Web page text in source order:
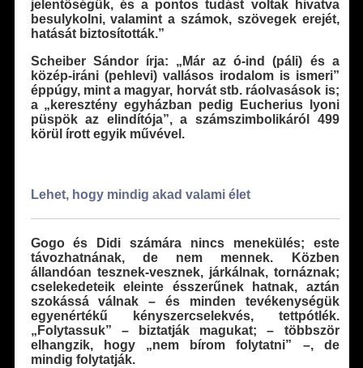
jelentőségük, és a pontos tudást voltak hivatva
besulykolni, valamint a számok, szövegek erejét,
hatását biztosították.”
Scheiber Sándor írja: „Már az ó-ind (páli) és a
közép-iráni (pehlevi) vallásos irodalom is ismeri”
éppúgy, mint a magyar, horvát stb. ráolvasások is;
a „keresztény egyházban pedig Eucherius lyoni
püspök az elindítója”, a számszimbolikáról 499
körül írott egyik művével.
Lehet, hogy mindig akad valami élet
Gogo és Didi számára nincs menekülés; este
távozhatnának, de nem mennek. Közben
állandóan tesznek-vesznek, járkálnak, tornáznak;
cselekedeteik eleinte ésszerűnek hatnak, aztán
szokássá válnak – és minden tevékenységük
egyenértékű kényszercselekvés, tettpótlék.
„Folytassuk” – biztatják magukat; – többször
elhangzik, hogy „nem bírom folytatni” –, de
mindig folytatják.